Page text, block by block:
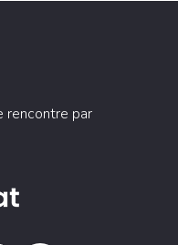
rencontre par